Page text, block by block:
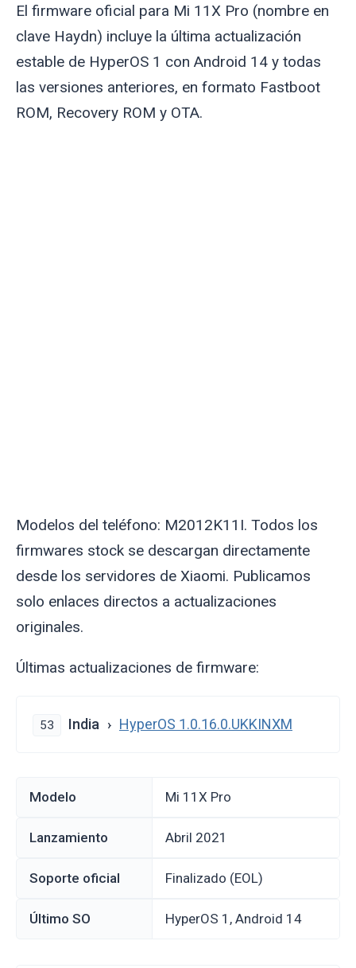
El firmware oficial para Mi 11X Pro (nombre en
clave Haydn) incluye la última actualización
estable de HyperOS 1 con Android 14 y todas
las versiones anteriores, en formato Fastboot
ROM, Recovery ROM y OTA.
Modelos del teléfono: M2012K11I. Todos los
firmwares stock se descargan directamente
desde los servidores de Xiaomi. Publicamos
solo enlaces directos a actualizaciones
originales.
Últimas actualizaciones de firmware:
53 India HyperOS 1.0.16.0.UKKINXM
Modelo Mi 11X Pro
Lanzamiento abril 2021
Soporte oficial Finalizado (EOL)
Último SO HyperOS 1, Android 14